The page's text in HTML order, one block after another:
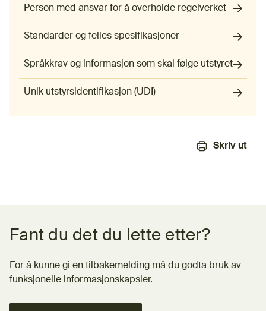
Person med ansvar for å overholde regelverket
Standarder og felles spesifikasjoner
Språkkrav og informasjon som skal følge utstyret
Unik utstyrsidentifikasjon (UDI)
Skriv ut
Fant du det du lette etter?
For å kunne gi en tilbakemelding må du godta bruk av
funksjonelle informasjonskapsler.